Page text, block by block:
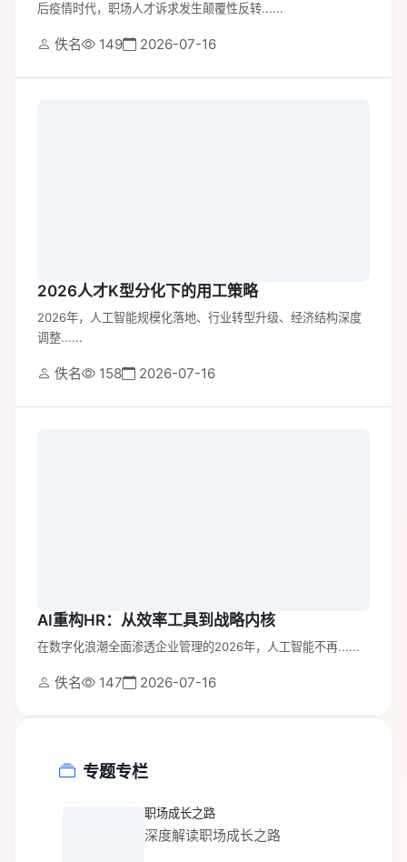
后疫情时代，职场人才诉求发生颠覆性反转......
佚名 149 2026-07-16
2026人才K型分化下的用工策略
2026年，人工智能规模化落地、行业转型升级、经济结构深度
调整......
佚名 158 2026-07-16
AI重构HR：从效率工具到战略内核
在数字化浪潮全面渗透企业管理的2026年，人工智能不再......
佚名 147 2026-07-16
专题专栏
职场成长之路
深度解读职场成长之路